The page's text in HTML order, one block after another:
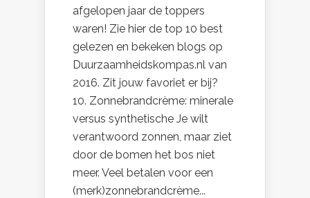
afgelopen jaar de toppers
waren! Zie hier de top 10 best
gelezen en bekeken blogs op
Duurzaamheidskompas.nl van
2016. Zit jouw favoriet er bij?
10. Zonnebrandcrème: minerale
versus synthetische Je wilt
verantwoord zonnen, maar ziet
door de bomen het bos niet
meer. Veel betalen voor een
(merk)zonnebrandcrème...